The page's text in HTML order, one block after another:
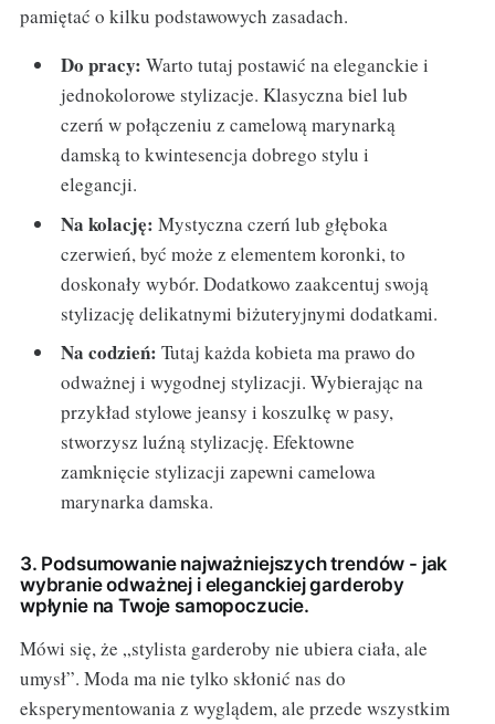
pamiętać o kilku podstawowych zasadach.
Do pracy: Warto tutaj postawić na eleganckie i
jednokolorowe stylizacje. Klasyczna biel lub
czerń w połączeniu z camelową marynarką
damską to kwintesencja dobrego stylu i
elegancji.
Na kolację: Mystyczna czerń lub głęboka
czerwień, być może z elementem koronki, to
doskonały wybór. Dodatkowo zaakcentuj swoją
stylizację delikatnymi biżuteryjnymi dodatkami.
Na codzień: Tutaj każda kobieta ma prawo do
odważnej i wygodnej stylizacji. Wybierając na
przykład stylowe jeansy i koszulkę w pasy,
stworzysz luźną stylizację. Efektowne
zamknięcie stylizacji zapewni camelowa
marynarka damska.
3. Podsumowanie najważniejszych trendów - jak
wybranie odważnej i eleganckiej garderoby
wpłynie na Twoje samopoczucie.
Mówi się, że „stylista garderoby nie ubiera ciała, ale
umysł”. Moda ma nie tylko skłonić nas do
eksperymentowania z wyglądem, ale przede wszystkim